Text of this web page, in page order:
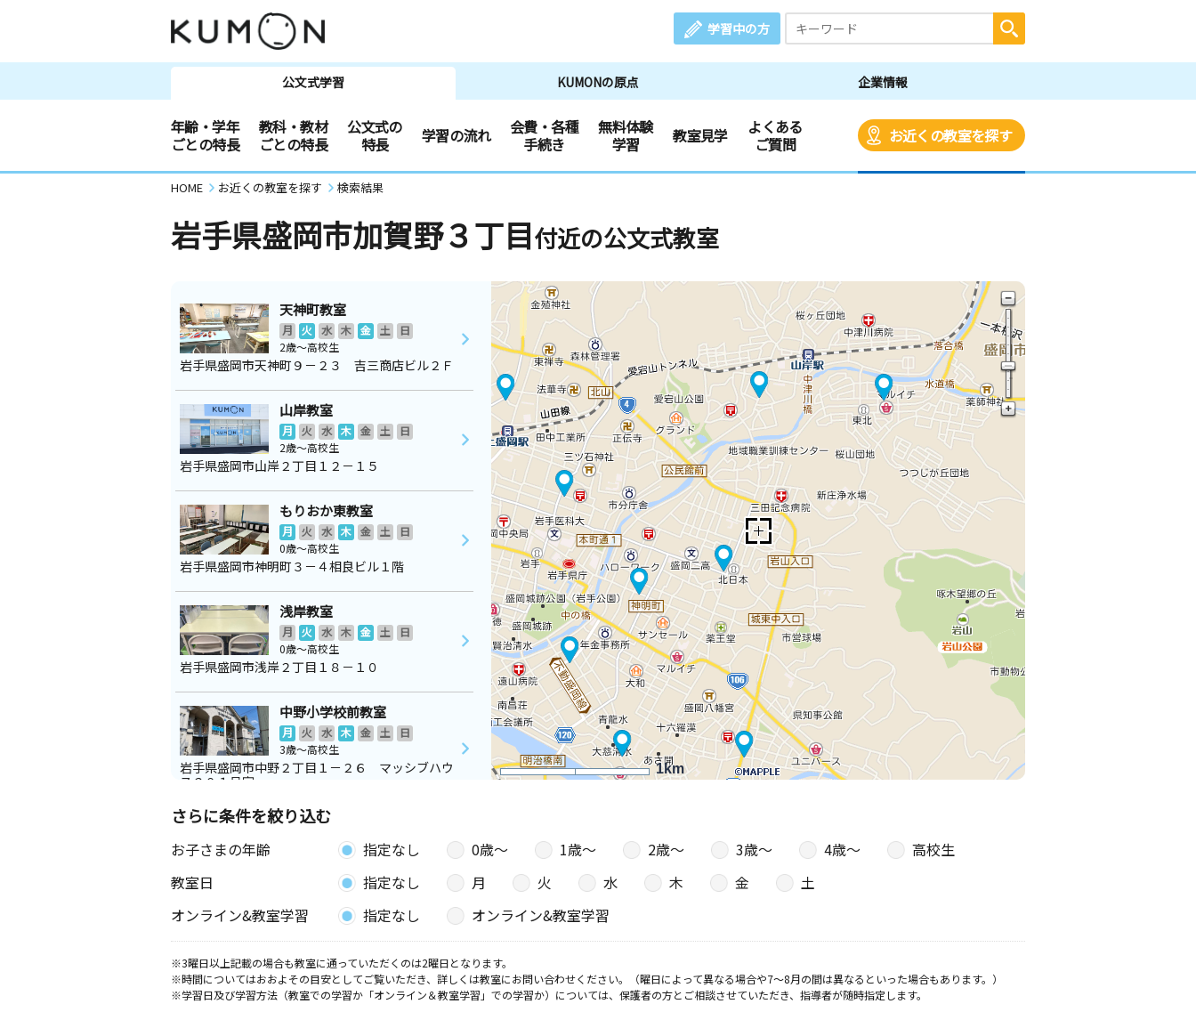
学習中の方
公文式学習 KUMONの原点 企業情報
年齢・学年
ごとの特長
教科・教材
ごとの特長
公文式の
特長
学習の流れ
会費・各種
手続き
無料体験
学習
教室見学
よくある
ご質問
お近くの教室を探す
HOME お近くの教室を探す 検索結果
岩手県盛岡市加賀野３丁目付近の公文式教室
1km
天神町教室
月 火 水 木 金 土
日
2歳～高校生
岩手県盛岡市天神町９－２３ 吉三商店ビル２Ｆ
山岸教室
月 火 水 木 金 土
日
2歳～高校生
岩手県盛岡市山岸２丁目１２－１５
もりおか東教室
月 火 水 木 金 土
日
0歳～高校生
岩手県盛岡市神明町３－４相良ビル１階
浅岸教室
月 火 水 木 金 土
日
0歳～高校生
岩手県盛岡市浅岸２丁目１８－１０
中野小学校前教室
月 火 水 木 金 土
日
3歳～高校生
岩手県盛岡市中野２丁目１－２６ マッシブハウ
ス２０１号室
本町通教室
木 金 土 日
岩手県盛岡市本町通１丁目１４－８ グラーベ１
肴町教室
月 火 水 木 金 土
日
0歳～高校生
岩手県盛岡市肴町９－５ トーカンマンション肴
さらに条件を絞り込む
お子さまの年齢 指定なし 0歳〜 1歳〜 2歳〜 3歳〜 4歳〜
高校生
教室日
指定なし 月 火 水 木 金
土
オンライン&教室学習
指定なし オンライン&教室学習
※3曜日以上記載の場合も教室に通っていただくのは2曜日となります。
※時間についてはおおよその目安としてご覧いただき、詳しくは教室にお問い合わせください。（曜日によって異なる場合や7～8月の間は異なるといった場合もあります。）
※学習日及び学習方法（教室での学習か「オンライン＆教室学習」での学習か）については、保護者の方とご相談させていただき、指導者が随時指定します。